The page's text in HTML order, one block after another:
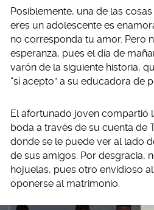
Posiblemente, una de las
eres un adolescente es
no corresponda tu amor. Pero
esperanza, pues el día de
varón de la siguiente historia,
“sí acepto” a su educadora de
El afortunado joven compartió
boda a través de su cuenta de
donde se le puede ver al lado
de sus amigos. Por desgracia,
hojuelas, pues otro envidioso
oponerse al matrimonio.